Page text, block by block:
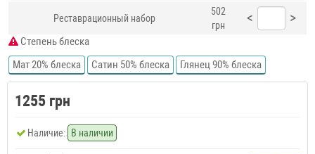
Реставрационный набор
502
грн
< >
Степень блеска
Мат 20% блеска
Сатин 50% блеска Глянец 90% блеска
1255 грн
Наличие: В наличии